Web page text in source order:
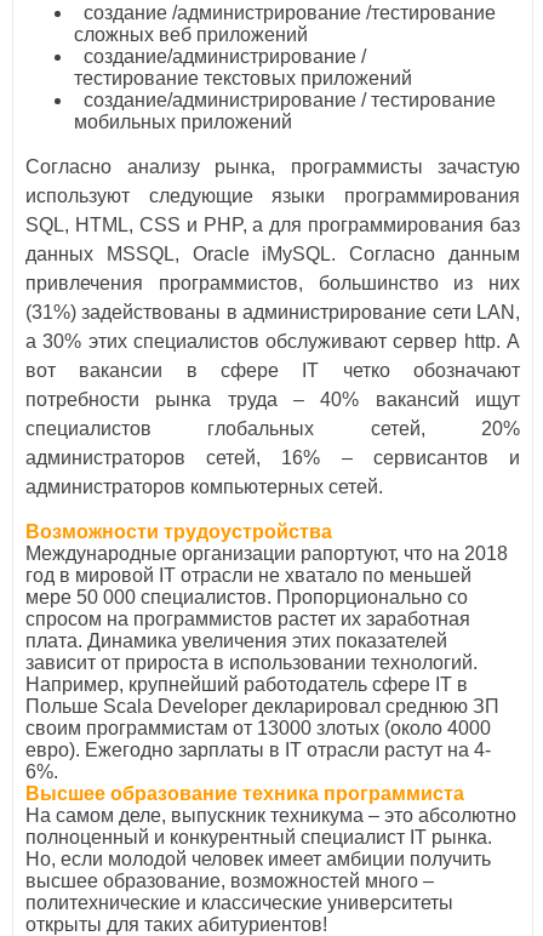
создание /администрирование /тестирование
сложных веб приложений
создание/администрирование /
тестирование текстовых приложений
создание/администрирование / тестирование
мобильных приложений
Согласно анализу рынка, программисты зачастую
используют следующие языки программирования
SQL, HTML, CSS и PHP, а для программирования баз
данных MSSQL, Oracle iMySQL. Согласно данным
привлечения программистов, большинство из них
(31%) задействованы в администрирование сети LAN,
а 30% этих специалистов обслуживают сервер http. А
вот вакансии в сфере IТ четко обозначают
потребности рынка труда – 40% вакансий ищут
специалистов глобальных сетей, 20%
администраторов сетей, 16% – сервисантов и
администраторов компьютерных сетей.
Возможности трудоустройства
Международные организации рапортуют, что на 2018
год в мировой IТ отрасли не хватало по меньшей
мере 50 000 специалистов. Пропорционально со
спросом на программистов растет их заработная
плата. Динамика увеличения этих показателей
зависит от прироста в использовании технологий.
Например, крупнейший работодатель сфере IТ в
Польше Scala Developer декларировал среднюю ЗП
своим программистам от 13000 злотых (около 4000
евро). Ежегодно зарплаты в IТ отрасли растут на 4-
6%.
Высшее образование техника программиста
На самом деле, выпускник техникума – это абсолютно
полноценный и конкурентный специалист IТ рынка.
Но, если молодой человек имеет амбиции получить
высшее образование, возможностей много –
политехнические и классические университеты
открыты для таких абитуриентов!